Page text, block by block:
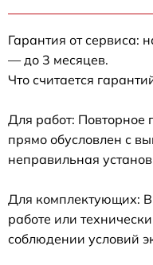
Гарантия от сервиса:
— до 3 месяцев.
Что считается
Для работ: Повторное
прямо обусловлен с
неправильная
Для комплектующих:
работе или
соблюдении условий